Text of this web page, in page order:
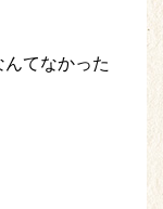
てなかった